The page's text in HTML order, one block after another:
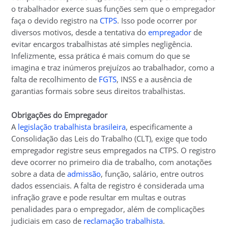
o trabalhador exerce suas funções sem que o empregador
faça o devido registro na CTPS. Isso pode ocorrer por
diversos motivos, desde a tentativa doempregador de
evitar encargos trabalhistas até simples negligência.
Infelizmente, essa prática é mais comum do que se
imagina e traz inúmeros prejuízos ao trabalhador, como a
falta de recolhimento de FGTS, INSS e a ausência de
garantias formais sobre seus direitos trabalhistas.
Obrigações do Empregador
A legislação trabalhista brasileira, especificamente a
Consolidação das Leis do Trabalho (CLT), exige que todo
empregador registre seus empregados na CTPS. O registro
deve ocorrer no primeiro dia de trabalho, com anotações
sobre a data deadmissão, função, salário, entre outros
dados essenciais. A falta de registro é considerada uma
infração grave e pode resultar em multas e outras
penalidades para o empregador, além de complicações
judiciais em caso de reclamação trabalhista.